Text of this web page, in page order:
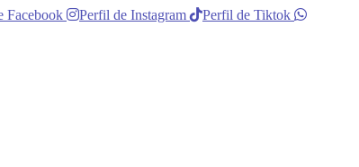
Facebook Perfil de Instagram
Perfil de Tiktok